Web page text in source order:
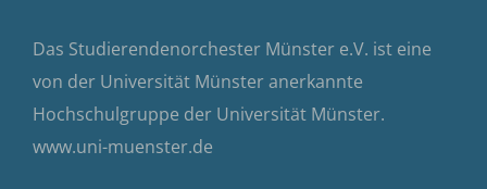
Das Studierendenorchester Münster e.V. ist eine
von der Universität Münster anerkannte
Hochschulgruppe der Universität Münster.
www.uni-muenster.de